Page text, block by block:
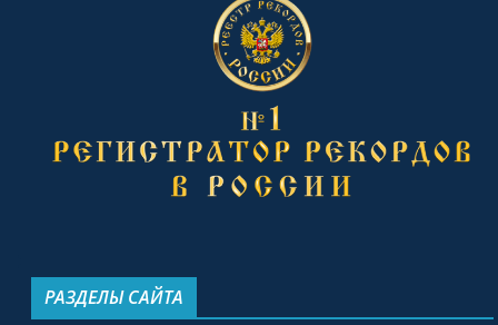
РАЗДЕЛЫ САЙТА